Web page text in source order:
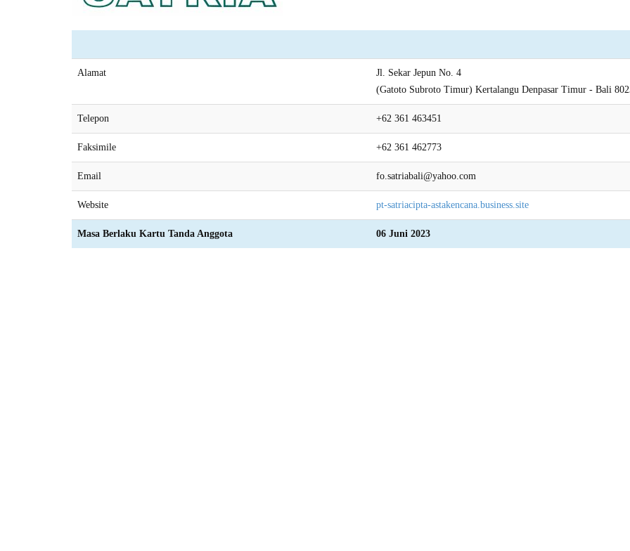
Masa Berlaku Kartu Tanda Anggota 06 Juni 2023
Alamat
Jl. Sekar Jepun No. 4
(Gatoto Subroto Timur) Kertalangu Denpasar Timur - Bali
Telepon +62 361 463451
Faksimile +62 361 462773
Email fo.satriabali@yahoo.com
Website pt-satriacipta-astakencana.business.site